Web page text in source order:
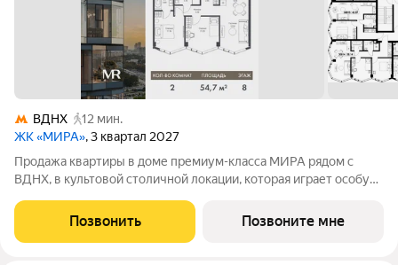
ВДНХ
12 мин.
ЖК «МИРА», 3 квартал 2027
Продажа квартиры в доме премиум-класса МИРА рядом с
ВДНХ, в культовой столичной локации, которая играет особую
квартира площадью 54.69 м расположена в корпусе 3, на 8
этаже 24 этажного дома.
Позвонить Позвоните мне